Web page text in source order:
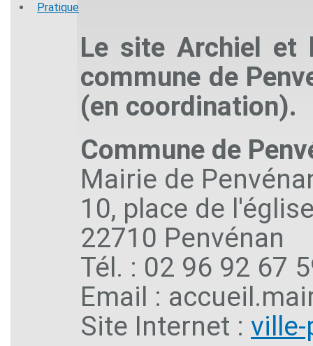
Pratique
Le site Archiel et
commune de
(en coordination).
Commune de
Mairie de
10, place de
22710 Penvénan
Tél. : 02 96 92 67
Email :
Site Internet :